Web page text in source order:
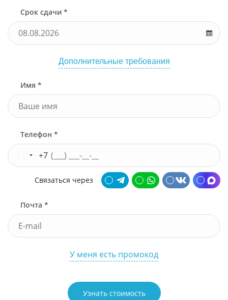
Срок сдачи *
Дополнительные требования
Имя *
Телефон *
+7
Связаться через
Почта *
У меня есть промокод
Узнать стоимость